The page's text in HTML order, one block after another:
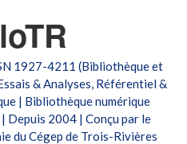
1927-4211 (Bibliothèque et
& Analyses, Référentiel &
| Bibliothèque numérique
Depuis 2004 | Conçu par le
du Cégep de Trois-Rivières